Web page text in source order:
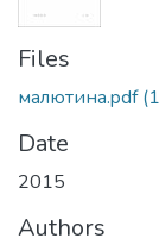
Files
малютина.pdf
Date
2015
Authors